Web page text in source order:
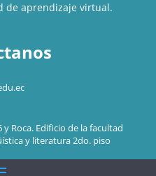
de aprendizaje virtual.
y Roca. Edificio de la facultad
y literatura 2do. piso